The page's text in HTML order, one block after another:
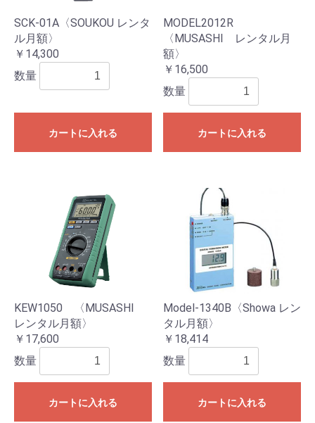
SCK-01A〈SOUKOU レンタ
ル月額〉
￥14,300
数量
カートに入れる
MODEL2012R
〈MUSASHI レンタル月
額〉
￥16,500
数量
カートに入れる
KEW1050 〈MUSASHI
レンタル月額〉
￥17,600
数量
カートに入れる
Model-1340B〈Showa レン
タル月額〉
￥18,414
数量
カートに入れる